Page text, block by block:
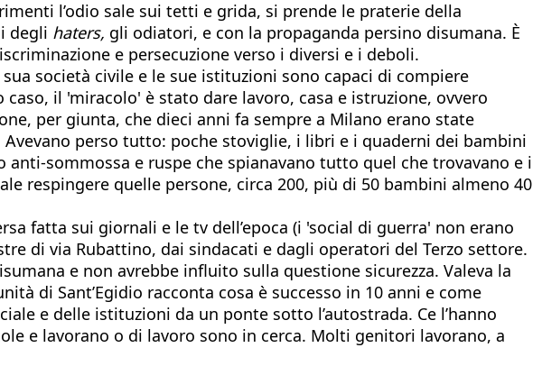
l’odio sale sui tetti e grida, si prende le praterie della
degli haters, gli odiatori, e con la propaganda persino disumana. È
e persecuzione verso i diversi e i deboli.
società civile e le sue istituzioni sono capaci di compiere
il 'miracolo' è stato dare lavoro, casa e istruzione, ovvero
per giunta, che dieci anni fa sempre a Milano erano state
perso tutto: poche stoviglie, i libri e i quaderni dei bambini
sommossa e ruspe che spianavano tutto quel che trovavano e i
respingere quelle persone, circa 200, più di 50 bambini almeno 40
fatta sui giornali e le tv dell’epoca (i 'social di guerra' non erano
di via Rubattino, dai sindacati e dagli operatori del Terzo settore.
e non avrebbe influito sulla questione sicurezza. Valeva la
di Sant’Egidio racconta cosa è successo in 10 anni e come
e delle istituzioni da un ponte sotto l’autostrada. Ce l’hanno
e lavorano o di lavoro sono in cerca. Molti genitori lavorano, a